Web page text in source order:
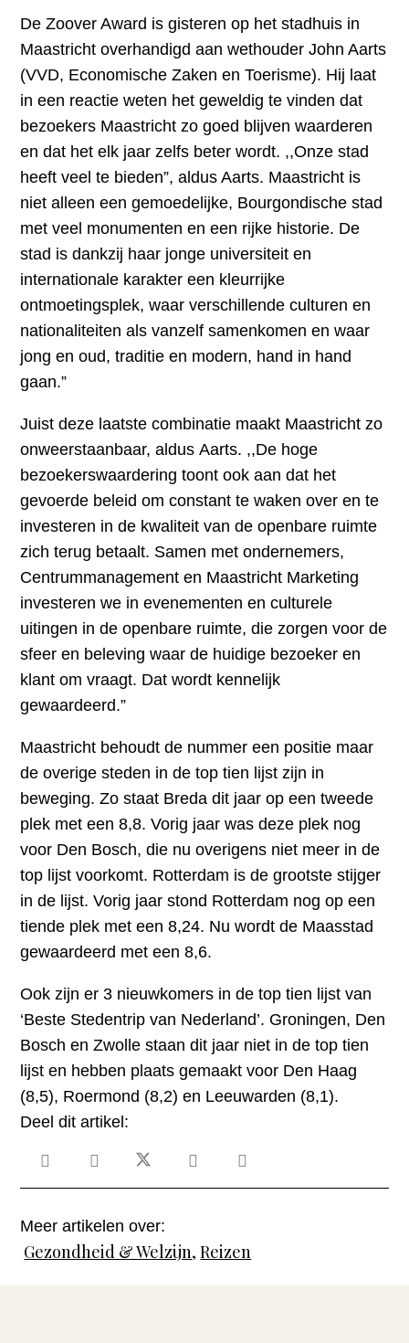
De Zoover Award is gisteren op het stadhuis in
Maastricht overhandigd aan wethouder John Aarts
(VVD, Economische Zaken en Toerisme). Hij laat
in een reactie weten het geweldig te vinden dat
bezoekers Maastricht zo goed blijven waarderen
en dat het elk jaar zelfs beter wordt. ,,Onze stad
heeft veel te bieden”, aldus Aarts. Maastricht is
niet alleen een gemoedelijke, Bourgondische stad
met veel monumenten en een rijke historie. De
stad is dankzij haar jonge universiteit en
internationale karakter een kleurrijke
ontmoetingsplek, waar verschillende culturen en
nationaliteiten als vanzelf samenkomen en waar
jong en oud, traditie en modern, hand in hand
gaan.”
Juist deze laatste combinatie maakt Maastricht zo
onweerstaanbaar, aldus Aarts. ,,De hoge
bezoekerswaardering toont ook aan dat het
gevoerde beleid om constant te waken over en te
investeren in de kwaliteit van de openbare ruimte
zich terug betaalt. Samen met ondernemers,
Centrummanagement en Maastricht Marketing
investeren we in evenementen en culturele
uitingen in de openbare ruimte, die zorgen voor de
sfeer en beleving waar de huidige bezoeker en
klant om vraagt. Dat wordt kennelijk
gewaardeerd.”
Maastricht behoudt de nummer een positie maar
de overige steden in de top tien lijst zijn in
beweging. Zo staat Breda dit jaar op een tweede
plek met een 8,8. Vorig jaar was deze plek nog
voor Den Bosch, die nu overigens niet meer in de
top lijst voorkomt. Rotterdam is de grootste stijger
in de lijst. Vorig jaar stond Rotterdam nog op een
tiende plek met een 8,24. Nu wordt de Maasstad
gewaardeerd met een 8,6.
Ook zijn er 3 nieuwkomers in de top tien lijst van
‘Beste Stedentrip van Nederland’. Groningen, Den
Bosch en Zwolle staan dit jaar niet in de top tien
lijst en hebben plaats gemaakt voor Den Haag
(8,5), Roermond (8,2) en Leeuwarden (8,1).
Deel dit artikel:
Meer artikelen over:
Gezondheid & Welzijn,Reizen